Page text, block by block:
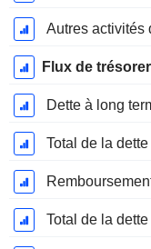
Autres activités
Flux de
Dette à long
Total de la
Total de la